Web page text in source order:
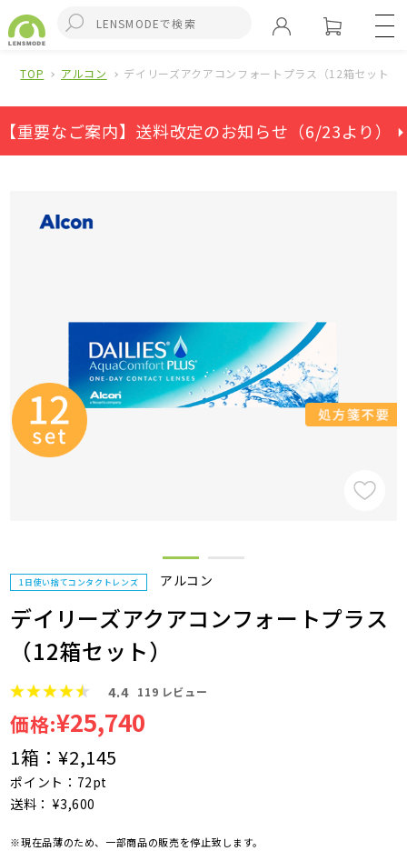
TOP アルコン デイリーズアクアコンフォートプラス（12箱セット）
【重要なご案内】送料改定のお知らせ（6/23より） ⏵
1日使い捨てコンタクトレンズ アルコン
デイリーズアクアコンフォートプラス
（12箱セット）
4.4 119 レビュー
価格:¥25,740
1箱：¥2,145
ポイント：72pt
送料： ¥3,600
※現在品薄のため、一部商品の販売を停止致します。